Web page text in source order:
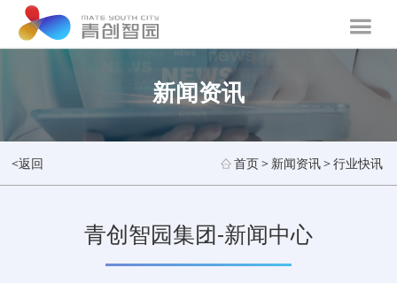
新闻资讯
<返回 首页> 新闻资讯>行业快讯
青创智园集团-新闻中心